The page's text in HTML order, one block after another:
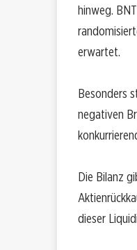
hinweg.
erwartet.
Besonders
negativen
Die Bilanz
dieser